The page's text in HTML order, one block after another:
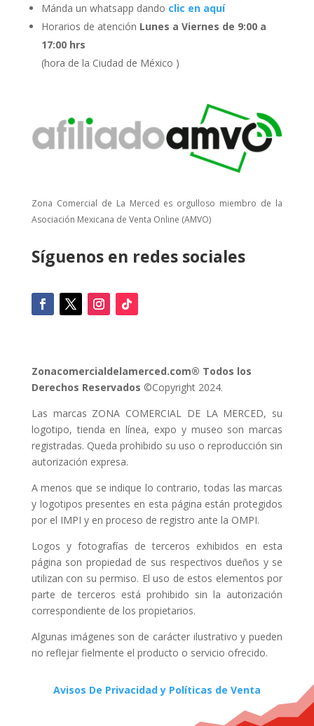
Mánda un whatsapp dando clic en aquí
Horarios de atención Lunes a Viernes de 9:00 a
17:00 hrs
(hora de la Ciudad de México )
Zona Comercial de La Merced es orgulloso miembro de la
Asociación Mexicana de Venta Online (AMVO)
Síguenos en redes sociales
Zonacomercialdelamerced.com® Todos los
Derechos Reservados ©Copyright 2024.
Las marcas ZONA COMERCIAL DE LA MERCED, su
logotipo, tienda en línea, expo y museo son marcas
registradas. Queda prohibido su uso o reproducción sin
autorización expresa.
A menos que se indique lo contrario, todas las marcas
y logotipos presentes en esta página están protegidos
por el IMPI y en proceso de registro ante la OMPI.
Logos y fotografías de terceros exhibidos en esta
página son propiedad de sus respectivos dueños y se
utilizan con su permiso. El uso de estos elementos por
parte de terceros está prohibido sin la autorización
correspondiente de los propietarios.
Algunas imágenes son de carácter ilustrativo y pueden
no reflejar fielmente el producto o servicio ofrecido.
Avisos De Privacidad y Políticas de Venta